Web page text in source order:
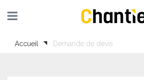
Accueil Demande de devis